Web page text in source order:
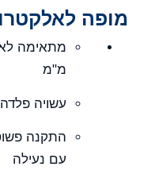
מופה לאלקטרודה
מ"מ
עשויה פלדה
התקנה
עם נעילה